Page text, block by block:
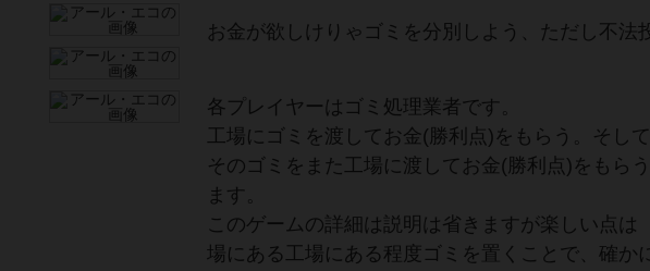
お金が欲しけりゃゴミを分別しよう、ただし不法
各プレイヤーはゴミ処理業者です。
工場にゴミを渡してお金(勝利点)をもらう。そし
そのゴミをまた工場に渡してお金(勝利点)をもら
ます。
このゲームの詳細は説明は省きますが楽しい点は
場にある工場にある程度ゴミを置くことで、確か